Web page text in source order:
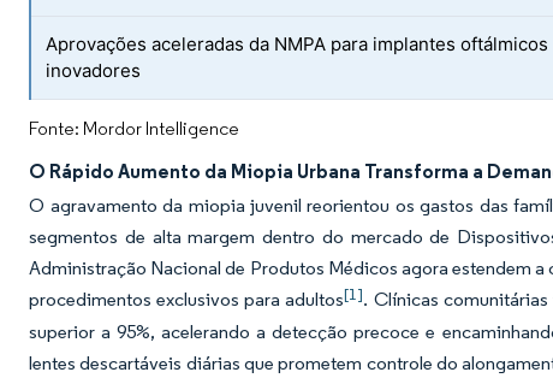
Aprovações aceleradas da NMPA para implantes oftálmicos
inovadores
Fonte: Mordor Intelligence
O Rápido Aumento da Miopia Urbana Transforma a
O agravamento da miopia juvenil reorientou os gastos das
segmentos de alta margem dentro do mercado de
Administração Nacional de Produtos Médicos agora estendem
procedimentos exclusivos para adultos[1]. Clínicas
superior a 95%, acelerando a detecção precoce e
lentes descartáveis diárias que prometem controle do